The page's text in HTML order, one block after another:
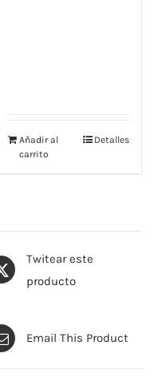
Añadir al
carrito
Detalles
Twitear este
producto
Email This Product